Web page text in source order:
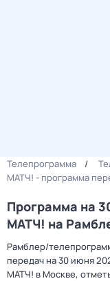
Телепрограмма
МАТЧ! - программа
Программа на
МАТЧ! на
Рамблер/
передач на 30 июня
МАТЧ! в Москве,